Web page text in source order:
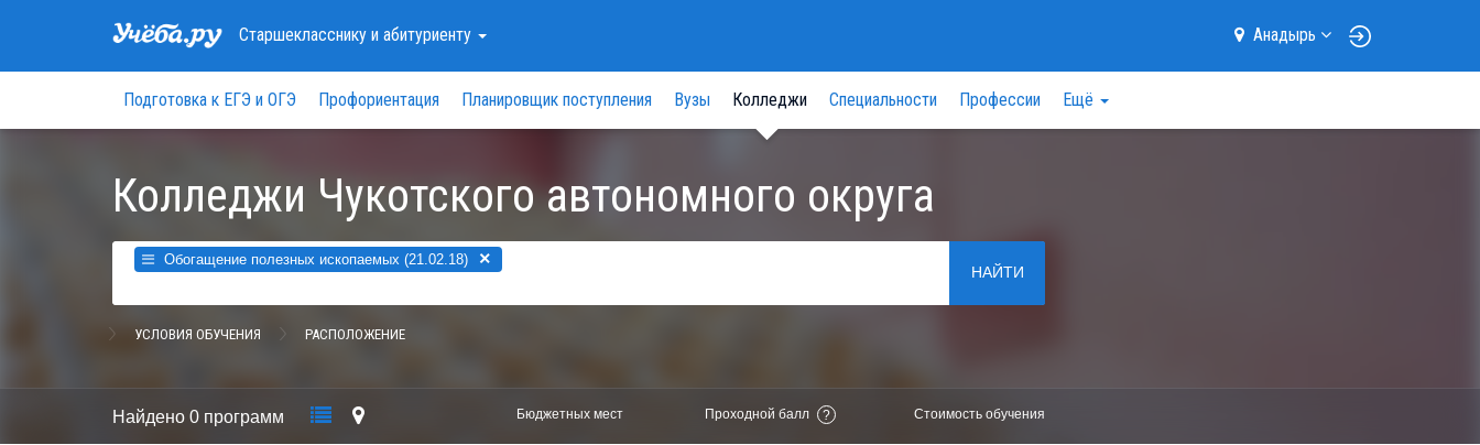
Старшеклассникуи абитуриенту Анадырь
Подготовка к ЕГЭ и ОГЭ Профориентация Планировщик поступления Вузы Колледжи Специальности Профессии Ещё
Колледжи Чукотского автономного округа
Обогащение полезных ископаемых (21.02.18) ×
НАЙТИ
УСЛОВИЯ ОБУЧЕНИЯ РАСПОЛОЖЕНИЕ
Найдено 0 программ Бюджетных мест Проходной балл ? Стоимость обучения